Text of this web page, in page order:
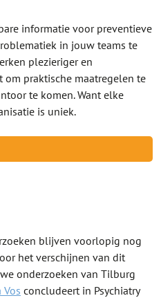
informatie voor preventieve
in jouw teams te
plezieriger en
praktische maatregelen te
te komen. Want elke
is uniek.
blijven voorlopig nog
het verschijnen van dit
onderzoeken van Tilburg
concludeert in Psychiatry